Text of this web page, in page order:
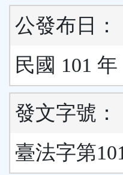
公發布日：
民國 101 年
發文字號：
臺法字第